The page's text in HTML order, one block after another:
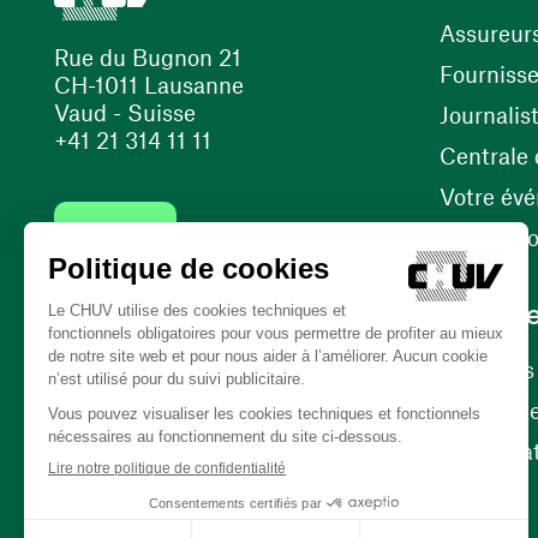
Rue du Bugnon 21
CH-1011 Lausanne
Vaud - Suisse
+41 21 314 11 11
(ouvre une nouvelle fenêtre)
(ouvre une nouvelle fenêtre)
Centrale
Votre
Nos